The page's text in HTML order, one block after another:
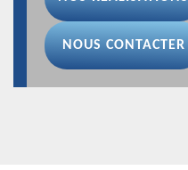
NOUS CONTACTER